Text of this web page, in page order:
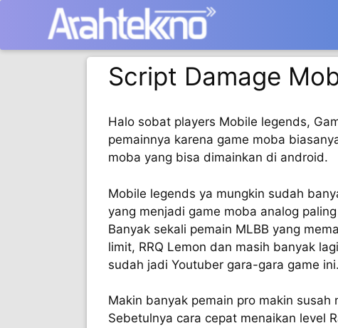
Script Damage
Halo sobat players Mobile legends,
pemainnya karena game moba
moba yang bisa dimainkan di android.
Mobile legends ya mungkin sudah
yang menjadi game moba analog
Banyak sekali pemain MLBB yang
limit, RRQ Lemon dan masih banyak
sudah jadi Youtuber gara-gara game ini.
Makin banyak pemain pro makin
Sebetulnya cara cepat menaikan level